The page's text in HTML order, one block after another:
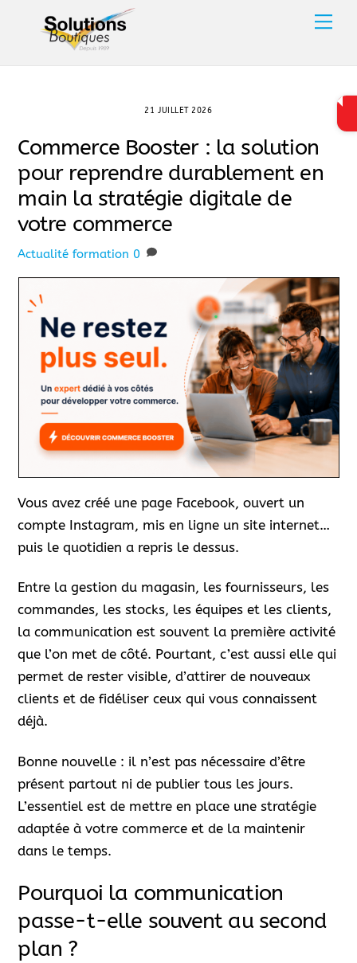
21 JUILLET 2026
Commerce Booster : la solution
pour reprendre durablement en
main la stratégie digitale de
votre commerce
Actualité formation 0
Vous avez créé une page Facebook, ouvert un
compte Instagram, mis en ligne un site internet…
puis le quotidien a repris le dessus.
Entre la gestion du magasin, les fournisseurs, les
commandes, les stocks, les équipes et les clients,
la communication est souvent la première activité
que l’on met de côté. Pourtant, c’est aussi elle qui
permet de rester visible, d’attirer de nouveaux
clients et de fidéliser ceux qui vous connaissent
déjà.
Bonne nouvelle : il n’est pas nécessaire d’être
présent partout ni de publier tous les jours.
L’essentiel est de mettre en place une stratégie
adaptée à votre commerce et de la maintenir
dans le temps.
Pourquoi la communication
passe-t-elle souvent au second
plan ?